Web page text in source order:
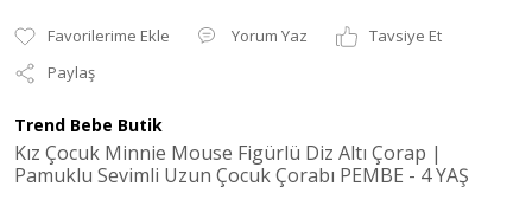
Yorum Yaz
Tavsiye Et
Paylaş
Trend Bebe Butik
Kız Çocuk Minnie Mouse Figürlü Diz Altı Çorap |
Pamuklu Sevimli Uzun Çocuk Çorabı PEMBE - 4 YAŞ